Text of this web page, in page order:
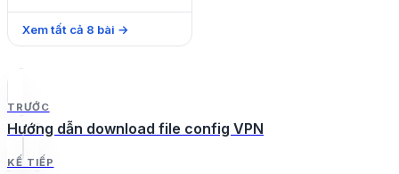
Xem tất cả 8 bài →
TRƯỚC
Hướng dẫn download file config VPN
KẾ TIẾP